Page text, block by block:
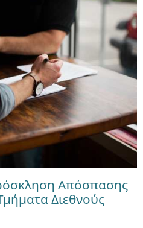
Απόσπασης
Διεθνούς